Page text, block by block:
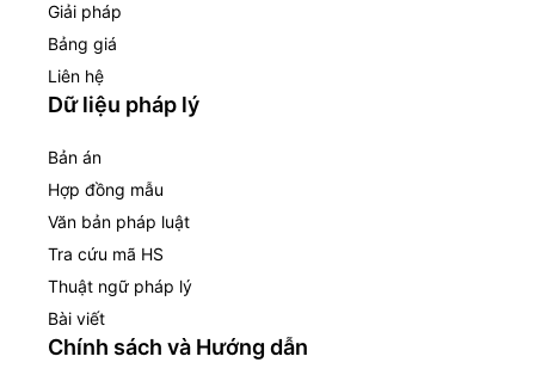
Giải pháp
Bảng giá
Liên hệ
Dữ liệu pháp lý
Bản án
Hợp đồng mẫu
Văn bản pháp luật
Tra cứu mã HS
Thuật ngữ pháp lý
Bài viết
Chính sách và Hướng dẫn